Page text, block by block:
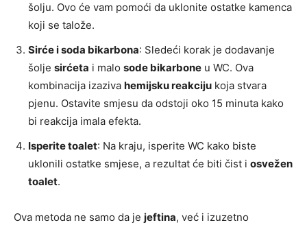
šolju. Ovo će vam pomoći da uklonite ostatke kamenca
koji se talože.
Sirće i soda bikarbona: Sledeći korak je dodavanje
šolje sirćeta i malo sode bikarbone u WC. Ova
kombinacija izaziva hemijsku reakciju koja stvara
pjenu. Ostavite smjesu da odstoji oko 15 minuta kako
bi reakcija imala efekta.
Isperite toalet: Na kraju, isperite WC kako biste
uklonili ostatke smjese, a rezultat će biti čist i osvežen
toalet.
Ova metoda ne samo da je jeftina, već i izuzetno